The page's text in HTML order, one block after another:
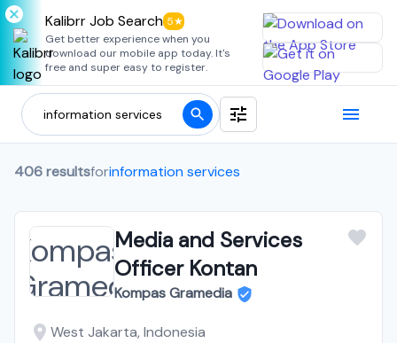
Kalibrr Job Search 5★
Get better experience when you
download our mobile app today. It's
free and super easy to register.
406 resultsforinformation services
Media and Services
Officer Kontan
Kompas Gramedia
West Jakarta, Indonesia